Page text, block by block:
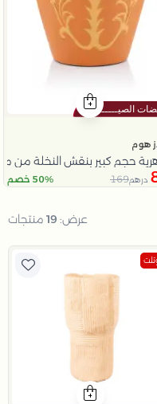
هوم
حجم كبير بنقش النخلة من
درهم169 50% خصم
عرض: 19 منتجات